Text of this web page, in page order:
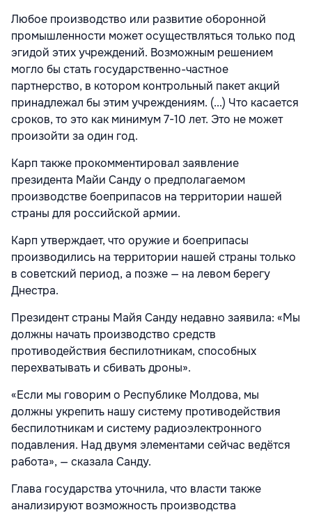
Любое производство или развитие оборонной
промышленности может осуществляться только под
эгидой этих учреждений. Возможным решением
могло бы стать государственно-частное
партнерство, в котором контрольный пакет акций
принадлежал бы этим учреждениям. (...) Что касается
сроков, то это как минимум 7-10 лет. Это не может
произойти за один год.
Карп также прокомментировал заявление
президента Майи Санду о предполагаемом
производстве боеприпасов на территории нашей
страны для российской армии.
Карп утверждает, что оружие и боеприпасы
производились на территории нашей страны только
в советский период, а позже — на левом берегу
Днестра.
Президент страны Майя Санду недавно заявила: «Мы
должны начать производство средств
противодействия беспилотникам, способных
перехватывать и сбивать дроны».
«Если мы говорим о Республике Молдова, мы
должны укрепить нашу систему противодействия
беспилотникам и систему радиоэлектронного
подавления. Над двумя элементами сейчас ведётся
работа», — сказала Санду.
Глава государства уточнила, что власти также
анализируют возможность производства